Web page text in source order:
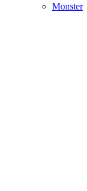
Monster